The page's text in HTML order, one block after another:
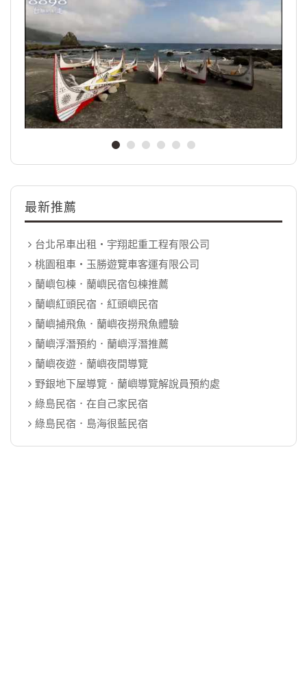
最新推薦
台北吊車出租‧宇翔起重工程有限公司
桃園租車‧玉勝遊覽車客運有限公司
蘭嶼包棟．蘭嶼民宿包棟推薦
蘭嶼紅頭民宿．紅頭嶼民宿
蘭嶼捕飛魚．蘭嶼夜撈飛魚體驗
蘭嶼浮潛預約．蘭嶼浮潛推薦
蘭嶼夜遊．蘭嶼夜間導覽
野銀地下屋導覽．蘭嶼導覽解說員預約處
綠島民宿．在自己家民宿
綠島民宿．島海很藍民宿